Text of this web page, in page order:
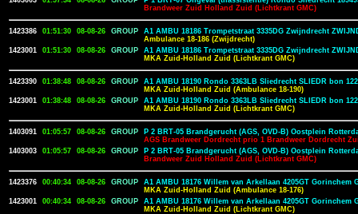
Brandweer Zuid Holland Zuid (Lichtkrant GMC)
1423386 01:51:30 08-08-26 GROUP
A1 AMBU 18186 Trompetstraat 3335DG Zwijndrecht
Ambulance 18-186 (Zwijdrecht)
1423001
01:51:30 08-08-26 GROUP
A1 AMBU 18186 Trompetstraat 3335DG Zwijndrecht
MKA Zuid-Holland Zuid (Lichtkrant GMC)
1423390 01:38:48 08-08-26 GROUP
A1 AMBU 18190 Rondo 3363LB Sliedrecht SLIEDR bon
MKA Zuid-Holland Zuid (Ambulance 18-190)
1423001
01:38:48 08-08-26 GROUP
A1 AMBU 18190 Rondo 3363LB Sliedrecht SLIEDR bon
MKA Zuid-Holland Zuid (Lichtkrant GMC)
1403091 01:05:57 08-08-26 GROUP
P 2 BRT-05 Brandgerucht (AGS, OVD-B) Oostplein
AGS Brandweer Dordrecht prio 1 Brandweer Dordrecht
1403003
01:05:57 08-08-26 GROUP
P 2 BRT-05 Brandgerucht (AGS, OVD-B) Oostplein
Brandweer Zuid Holland Zuid (Lichtkrant GMC)
1423376 00:40:34 08-08-26 GROUP
A1 AMBU 18176 Willem van Arkellaan 4205GT Gorinchem
MKA Zuid-Holland Zuid (Ambulance 18-176)
1423001
00:40:34 08-08-26 GROUP
A1 AMBU 18176 Willem van Arkellaan 4205GT Gorinchem
MKA Zuid-Holland Zuid (Lichtkrant GMC)